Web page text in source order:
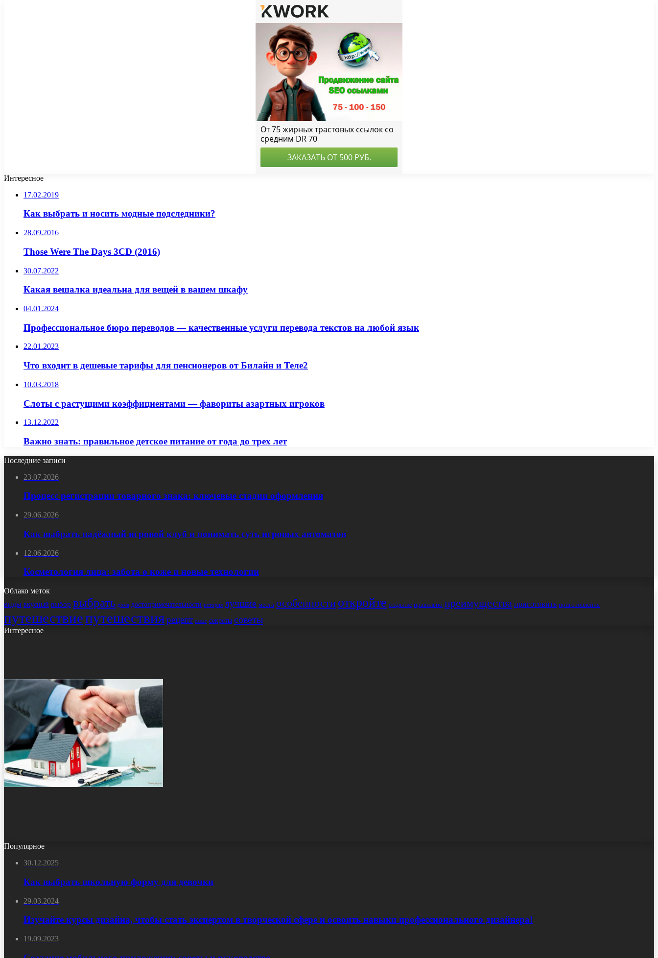
Интересное
17.02.2019
Как выбрать и носить модные подследники?
28.09.2016
Those Were The Days 3CD (2016)
30.07.2022
Какая вешалка идеальна для вещей в вашем шкафу
04.01.2024
Профессиональное бюро переводов — качественные услуги перевода текстов на любой язык
22.01.2023
Что входит в дешевые тарифы для пенсионеров от Билайн и Теле2
10.03.2018
Слоты с растущими коэффициентами — фавориты азартных игроков
13.12.2022
Важно знать: правильное детское питание от года до трех лет
Последние записи
23.07.2026
Процесс регистрации товарного знака: ключевые стадии оформления
29.06.2026
Как выбрать надёжный игровой клуб и понимать суть игровых автоматов
12.06.2026
Косметология лица: забота о коже и новые технологии
Облако меток
виды вкусный выбор выбрать дома достопримечательности история лучшие места особенности откройте открытие правильно преимущества приготовить приготовления
путешествиепутешествиярецепт салат секреты советы
Интересное
Популярное
30.12.2025
Как выбрать школьную форму для девочки
29.03.2024
Изучайте курсы дизайна, чтобы стать экспертом в творческой сфере и освоить навыки профессионального дизайнера!
19.09.2023